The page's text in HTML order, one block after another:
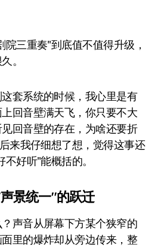
。
套系统的时候，我心里是有
回音壁满天飞，你只要不大
回音壁的存在，为啥还要折
来我仔细想了想，觉得这事还
好听"能概括的。
景统一"的跃迁
声音从屏幕下方某个狭窄的
里的爆炸却从旁边传来，整